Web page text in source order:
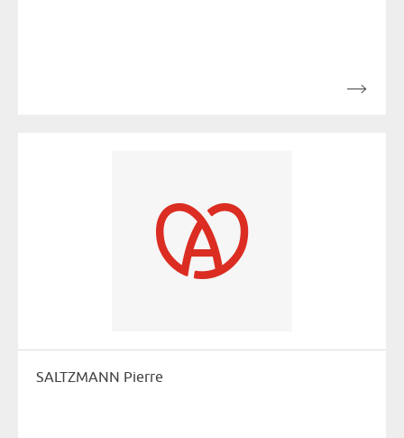
SALTZMANN Pierre